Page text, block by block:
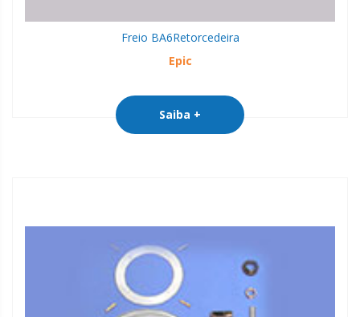
Freio BA6Retorcedeira
Epic
Saiba +